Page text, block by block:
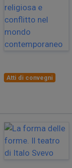
Atti di convegni